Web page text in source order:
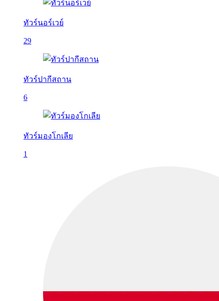
ทัวร์นอร์เวย์
29
ทัวร์ปากีสถาน
6
ทัวร์มองโกเลีย
1